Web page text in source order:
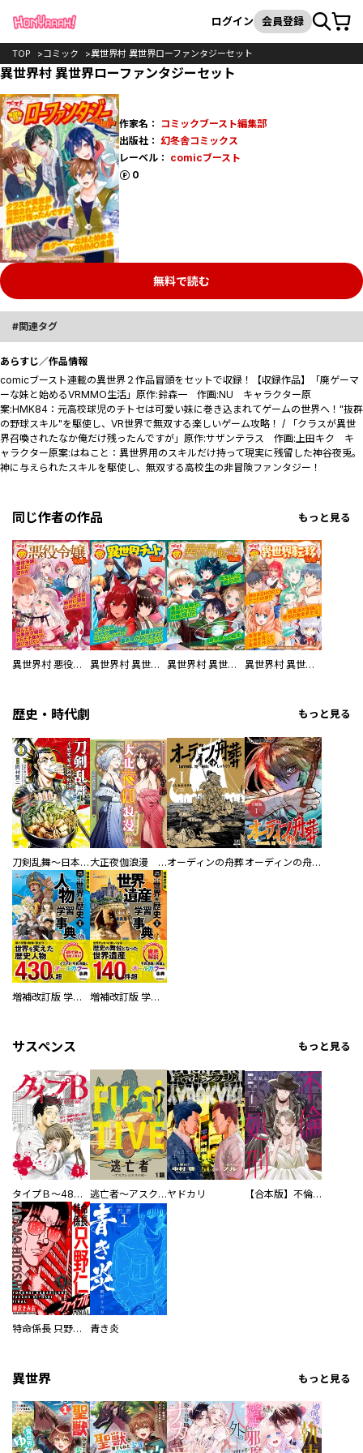
検索
ログイン 会員登録カート
TOP コミック 異世界村 異世界ローファンタジーセット
異世界村 異世界ローファンタジーセット
作家名：
コミックブースト編集部
出版社： 幻冬舎コミックス
レーベル： comicブースト
0
ポイント
無料で読む
関連タグ
あらすじ／作品情報
comicブースト連載の異世界２作品冒頭をセットで収録！【収録作品】「廃ゲーマ
ーな妹と始めるVRMMO生活」原作:鈴森一 作画:NU キャラクター原
案:HMK84：元高校球児のチトセは可愛い妹に巻き込まれてゲームの世界へ！"抜群
の野球スキル"を駆使し、VR世界で無双する楽しいゲーム攻略！ / 「クラスが異世
界召喚されたなか俺だけ残ったんですが」原作:サザンテラス 作画:上田キク キ
ャラクター原案:はねこと：異世界用のスキルだけ持って現実に残留した神谷夜兎。
神に与えられたスキルを駆使し、無双する高校生の非冒険ファンタジー！
同じ作者の作品 もっと見る
異世界村 悪役令嬢セット 異世界村 異世界チートセット 異世界村 異世界転生セット 異世界村 異世界転移セット
歴史・時代劇 もっと見る
刀剣乱舞～日本号つれづれ酒～ 大正夜伽浪漫 －金曜日の花嫁—オーディンの舟葬 オーディンの舟葬 分冊版
増補改訂版 学研まんが NEW世界の歴史 別巻 人物学習事典 増補改訂版 学研まんが NEW世界の歴史 別巻 世界遺産学習事典
サスペンス もっと見る
タイプＢ～48時間後、致死率100％～【単話】 逃亡者～アスクレピオスの杖～ヤドカリ 【合本版】不倫処刑
特命係長 只野仁ファイナル 愛蔵版 青き炎
異世界 もっと見る